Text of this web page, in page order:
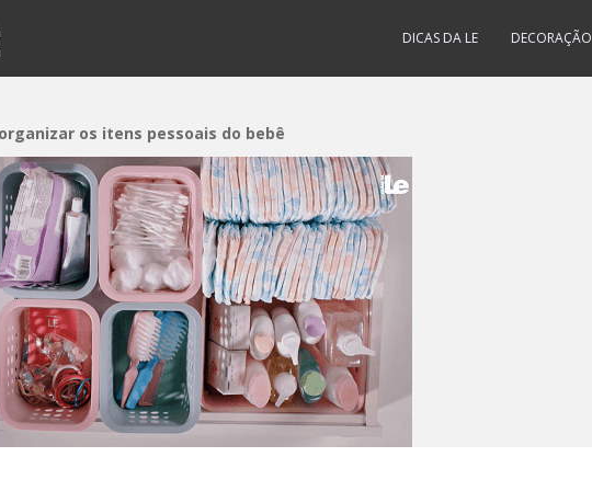
DICAS DA LE DECORAÇÃO
os itens pessoais do bebê